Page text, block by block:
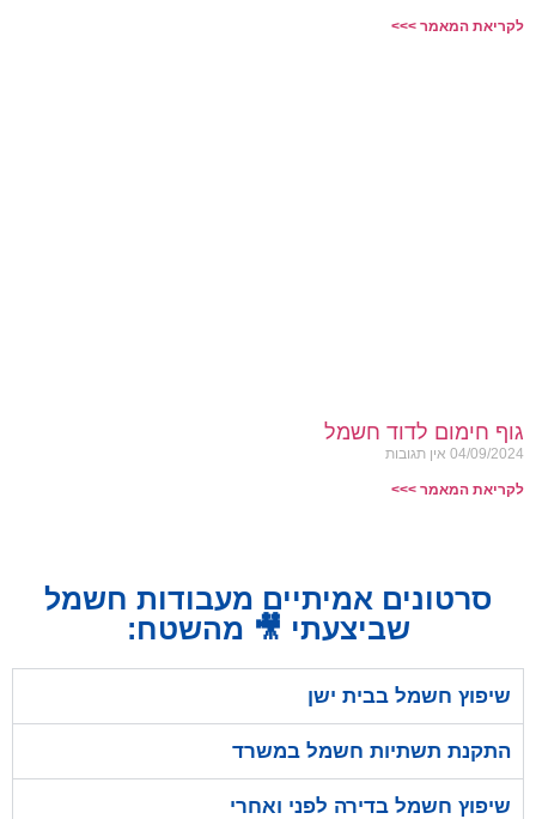
לקריאת המאמר >>>
גוף חימום לדוד חשמל
04/09/2024 אין תגובות
לקריאת המאמר >>>
סרטונים אמיתיים מעבודות חשמל
שביצעתי 🎥 מהשטח:
שיפוץ חשמל בבית ישן
התקנת תשתיות חשמל במשרד
שיפוץ חשמל בדירה לפני ואחרי